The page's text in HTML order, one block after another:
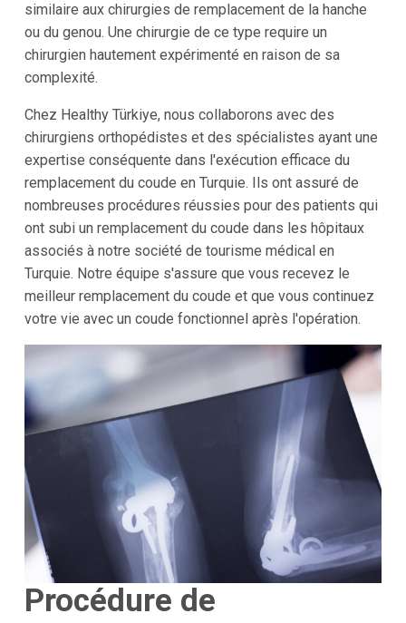
similaire aux chirurgies de remplacement de la hanche
ou du genou. Une chirurgie de ce type require un
chirurgien hautement expérimenté en raison de sa
complexité.
Chez Healthy Türkiye, nous collaborons avec des
chirurgiens orthopédistes et des spécialistes ayant une
expertise conséquente dans l'exécution efficace du
remplacement du coude en Turquie. Ils ont assuré de
nombreuses procédures réussies pour des patients qui
ont subi un remplacement du coude dans les hôpitaux
associés à notre société de tourisme médical en
Turquie. Notre équipe s'assure que vous recevez le
meilleur remplacement du coude et que vous continuez
votre vie avec un coude fonctionnel après l'opération.
Procédure de